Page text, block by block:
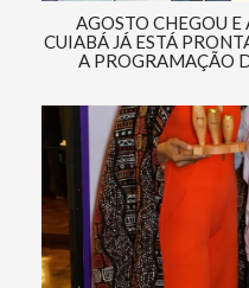
AGOSTO CHEGOU
CUIABÁ JÁ ESTÁ
A PROGRAMAÇÃO